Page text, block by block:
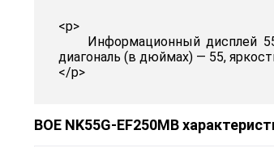
<p>
Информационный дисплей 55"
диагональ (в дюймах) — 55,
</p>
BOE NK55G-EF250MB